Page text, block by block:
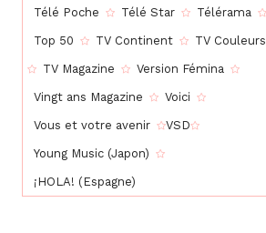
Télé Poche Télé Star Télérama
Top 50 TV Continent TV Couleurs
TV Magazine Version Fémina
Vingt ans Magazine Voici
Vous et votre avenir VSD
Young Music (Japon)
¡HOLA! (Espagne)